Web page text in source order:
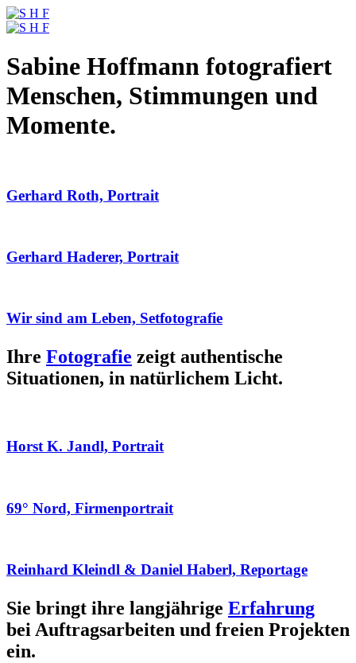
Sabine Hoffmann fotografiert
Menschen, Stimmungen und
Momente.
Gerhard Roth, Portrait
Gerhard Haderer, Portrait
Wir sind am Leben, Setfotografie
Ihre Fotografie zeigt authentische
Situationen, in natürlichem Licht.
Horst K. Jandl, Portrait
69° Nord, Firmenportrait
Reinhard Kleindl & Daniel Haberl, Reportage
Sie bringt ihre langjährige Erfahrung
bei Auftragsarbeiten und freien Projekten
ein.